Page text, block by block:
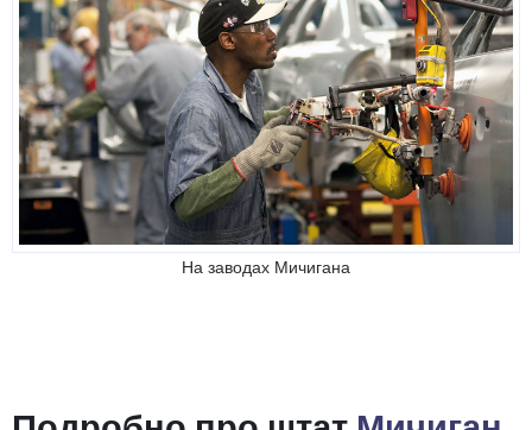
На заводах Мичигана